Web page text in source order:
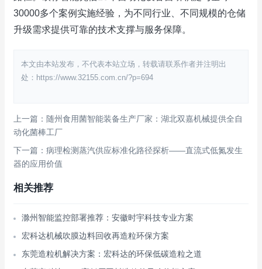
30000多个案例实施经验，为不同行业、不同规模的仓储
升级需求提供可靠的技术支撑与服务保障。
本文由本站发布，不代表本站立场，转载请联系作者并注明出
处：https://www.32155.com.cn/?p=694
上一篇：随州食用菌智能装备生产厂家：湖北双嘉机械提供全自
动化菌棒工厂
下一篇：病理检测蒸汽供应标准化路径探析——直流式低氮发生
器的应用价值
相关推荐
滁州智能监控部署推荐：安徽时宇科技专业方案
宏科达机械吹膜边料回收再造粒环保方案
东莞造粒机解决方案：宏科达的环保低碳造粒之道